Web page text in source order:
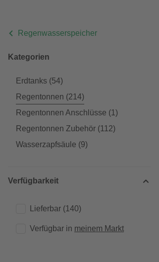
Regenwasserspeicher
Kategorien
Erdtanks (54)
Regentonnen (214)
Regentonnen Anschlüsse (1)
Regentonnen Zubehör (112)
Wasserzapfsäule (9)
Verfügbarkeit
Lieferbar (140)
Verfügbar in meinem Markt